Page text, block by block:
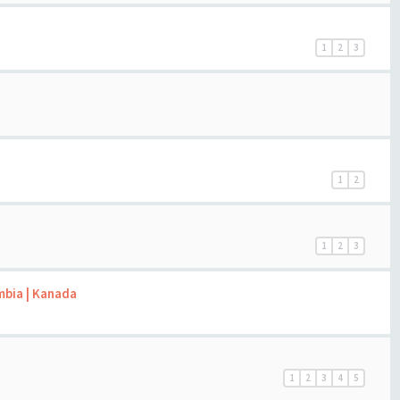
1 2 3
1 2
1 2 3
| Kanada
1 2 3 4 5